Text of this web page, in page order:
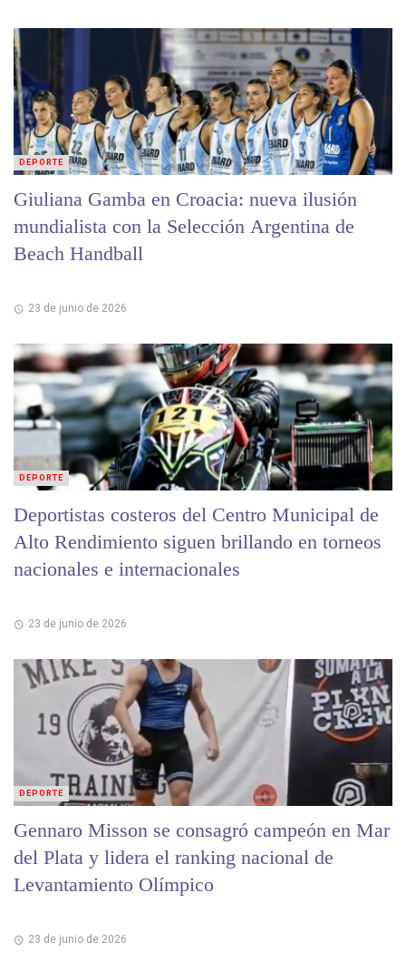
Giuliana Gamba en Croacia: nueva ilusión
mundialista con la Selección Argentina de
Beach Handball
23 de junio de 2026
DEPORTE
Deportistas costeros del Centro Municipal de
Alto Rendimiento siguen brillando en torneos
nacionales e internacionales
23 de junio de 2026
DEPORTE
Gennaro Misson se consagró campeón en Mar
del Plata y lidera el ranking nacional de
Levantamiento Olímpico
23 de junio de 2026
DEPORTE